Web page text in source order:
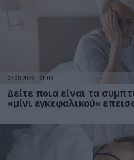
07.08.2026 06:06
Δείτε ποια είναι τα
«μίνι εγκεφαλικού»